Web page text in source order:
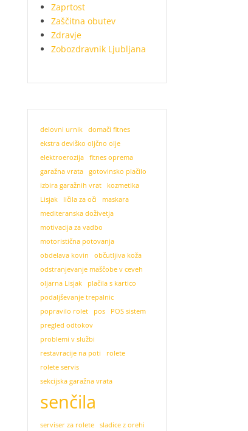
Zaprtost
Zaščitna obutev
Zdravje
Zobozdravnik Ljubljana
delovni urnik
domači fitnes
ekstra deviško oljčno olje
elektroerozija
fitnes oprema
garažna vrata
gotovinsko plačilo
izbira garažnih vrat
kozmetika
Lisjak
ličila za oči
maskara
mediteranska doživetja
motivacija za vadbo
motoristična potovanja
obdelava kovin
občutljiva koža
odstranjevanje maščobe v ceveh
oljarna Lisjak
plačila s kartico
podaljševanje trepalnic
popravilo rolet
pos
POS sistem
pregled odtokov
problemi v službi
restavracije na poti
rolete
rolete servis
sekcijska garažna vrata
senčila
serviser za rolete sladice z orehi